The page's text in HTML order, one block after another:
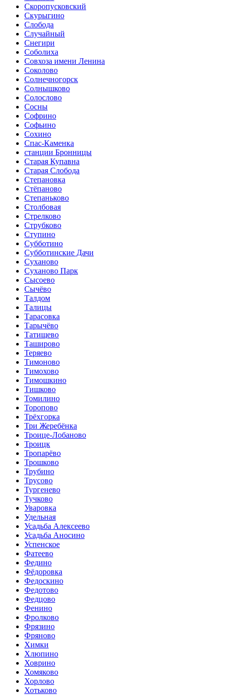
Скоропусковский
Скурыгино
Слобода
Случайный
Снегири
Соболиха
Совхоза имени Ленина
Соколово
Солнечногорск
Солнышково
Солослово
Сосны
Софрино
Софьино
Сохино
Спас-Каменка
станции Бронницы
Старая Купавна
Старая Слобода
Степановка
Стёпаново
Степаньково
Столбовая
Стрелково
Струбково
Ступино
Субботино
Субботинские Дачи
Суханово
Суханово Парк
Сысоево
Сычёво
Талдом
Талицы
Тарасовка
Тарычёво
Татищево
Таширово
Теряево
Тимоново
Тимохово
Тимошкино
Тишково
Томилино
Торопово
Трёхгорка
Три Жеребёнка
Троице-Лобаново
Троицк
Тропарёво
Трошково
Трубино
Трусово
Тургенево
Тучково
Уваровка
Удельная
Усадьба Алексеево
Усадьба Аносино
Успенское
Фатеево
Федино
Фёдоровка
Федоскино
Федотово
Федцово
Фенино
Фролково
Фрязино
Фряново
Химки
Хлюпино
Ховрино
Хомяково
Хорлово
Хотьково